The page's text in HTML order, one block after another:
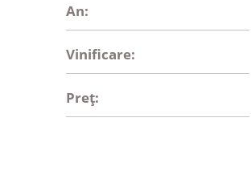
An:
Vinificare:
Preț: